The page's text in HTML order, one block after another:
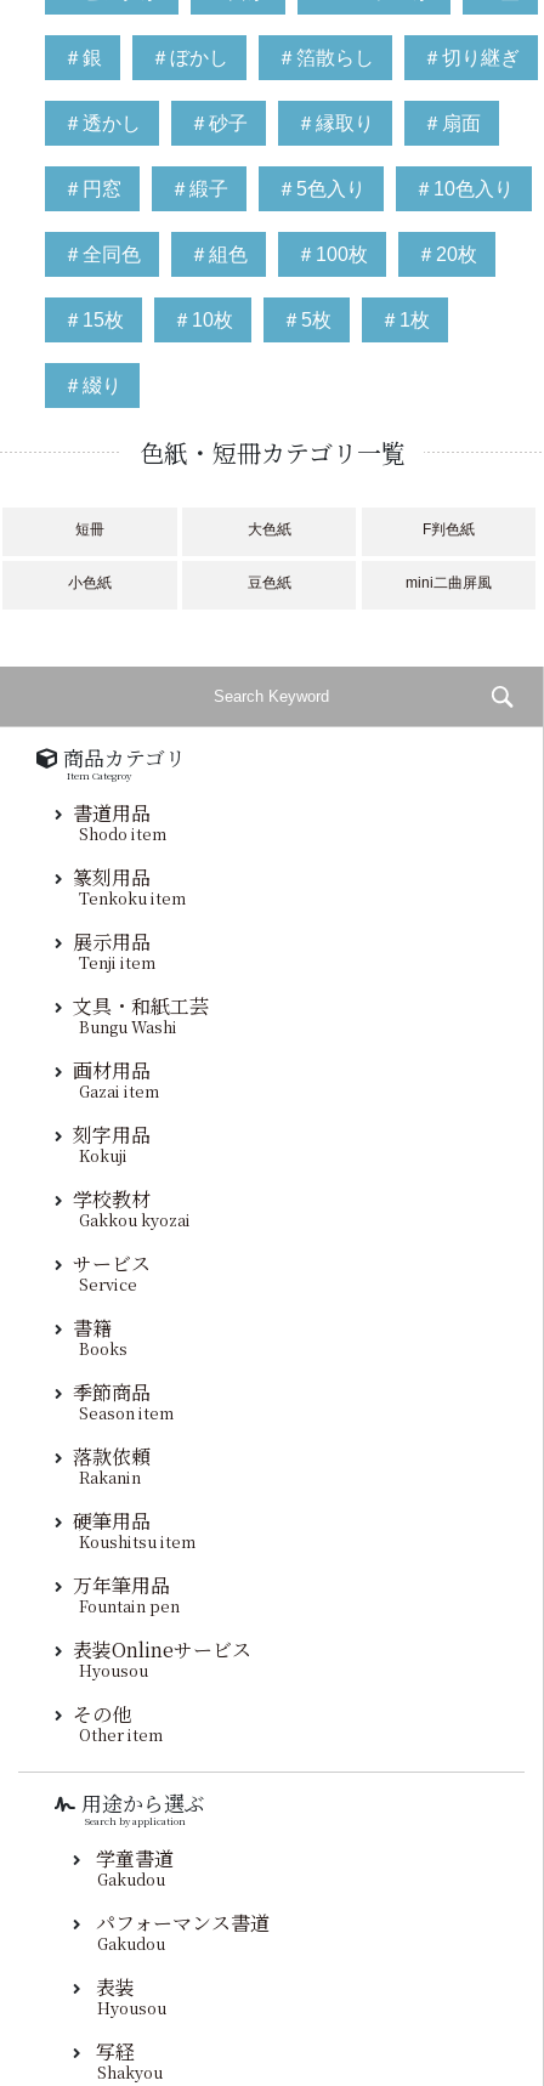
＃銀 ＃ぼかし ＃箔散らし ＃切り継ぎ
＃透かし ＃砂子 ＃縁取り ＃扇面
＃円窓 ＃緞子 ＃5色入り ＃10色入り
＃全同色 ＃組色 ＃100枚 ＃20枚
＃15枚 ＃10枚 ＃5枚 ＃1枚
＃綴り
色紙・短冊カテゴリ一覧
短冊 大色紙 F判色紙
小色紙 豆色紙 mini二曲屏風
商品カテゴリ
Item Categroy
書道用品
Shodo item
篆刻用品
Tenkoku item
展示用品
Tenji item
文具・和紙工芸
Bungu Washi
画材用品
Gazai item
刻字用品
Kokuji
学校教材
Gakkou kyozai
サービス
Service
書籍
Books
季節商品
Season item
落款依頼
Rakanin
硬筆用品
Koushitsu item
万年筆用品
Fountain pen
表装Onlineサービス
Hyousou
その他
Other item
用途から選ぶ
Search by application
学童書道
Gakudou
パフォーマンス書道
Gakudou
表装
Hyousou
写経
Shakyou